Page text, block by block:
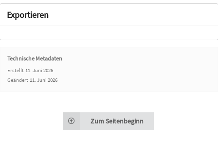
Exportieren
Technische Metadaten
Erstellt 11. Juni 2026
Geändert 11. Juni 2026
Zum Seitenbeginn